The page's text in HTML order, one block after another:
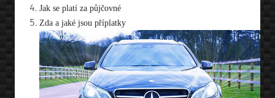
Jak se platí za půjčovné
Zda a jaké jsou příplatky